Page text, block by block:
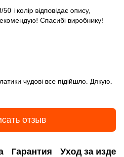
і колір відповідає опису,
Спасибі виробнику!
чудові все підійшло. Дякую.
отзыв
Гарантия Уход за